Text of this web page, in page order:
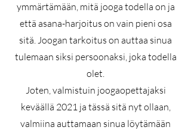
ymmärtämään, mitä jooga todella on ja
että asana-harjoitus on vain pieni osa
sitä. Joogan tarkoitus on auttaa sinua
tulemaan siksi persoonaksi, joka todella
olet.
Joten, valmistuin joogaopettajaksi
keväällä 2021 ja tässä sitä nyt ollaan,
valmiina auttamaan sinua löytämään